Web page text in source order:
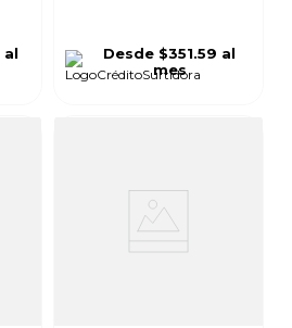
al
Desde $351.59 al
mes